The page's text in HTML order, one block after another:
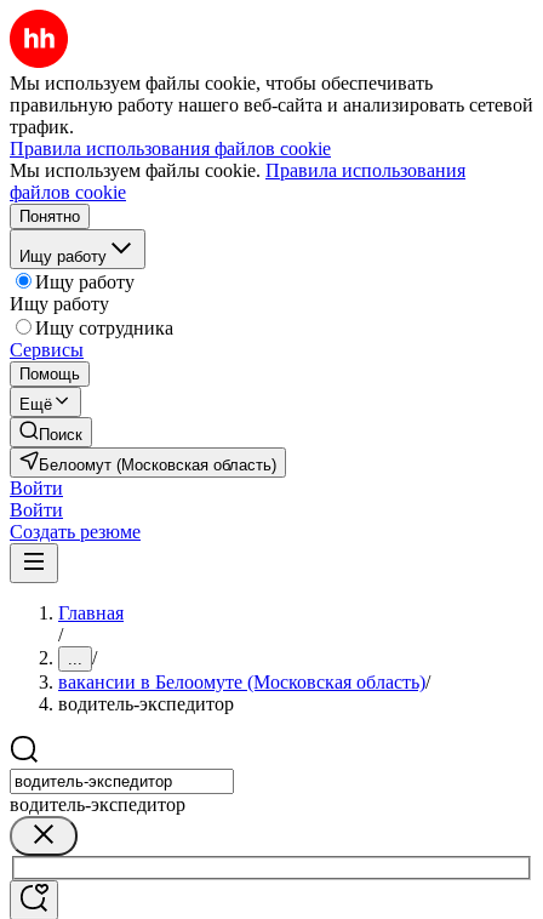
Мы используем файлы cookie, чтобы обеспечивать
правильную работу нашего веб-сайта и анализировать сетевой
трафик.
Правила использования файлов cookie
Мы используем файлы cookie. Правила использования
файлов cookie
Понятно
Ищу работу
Ищу работу
Ищу работу
Ищу сотрудника
Сервисы
Помощь
Ещё
Поиск
Белоомут (Московская область)
Войти
Войти
Создать резюме
Главная
/
... /
вакансии в Белоомуте (Московская область)/
водитель-экспедитор
водитель-экспедитор